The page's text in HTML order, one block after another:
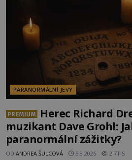
PARANORMÁLNÍ JEVY
PREMIUM
Herec Richard
muzikant Dave Grohl:
paranormální zážitky?
OD ANDREA ŠULCOVÁ 5.8.2026 2.7TIS